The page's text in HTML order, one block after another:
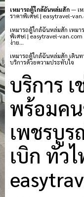
เหมารถตู้ใกล้ฉันหล่มสัก— เ
ราคาพิเศษ! | easytravel-
เหมารถตู้ใกล้ฉันหล่มสัก เหมา
พิเศษ! | easytravel-
ง่าย…
เหมารถตู้ใกล้ฉันหล่มสัก เดิน
บริการด้วยความประทับใจ
บริการ
พร้อมค
เพชรบู
เบิก ทั่ว